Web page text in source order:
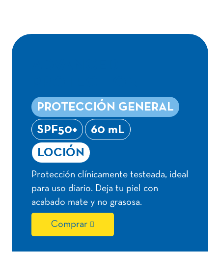
PROTECCIÓN GENERAL
SPF50+
60 mL
LOCIÓN
Protección clínicamente testeada, ideal
para uso diario. Deja tu piel con
acabado mate y no grasosa.
Comprar